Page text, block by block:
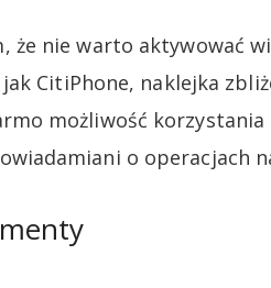
że nie warto aktywować
CitiPhone, naklejka
możliwość
o operacjach